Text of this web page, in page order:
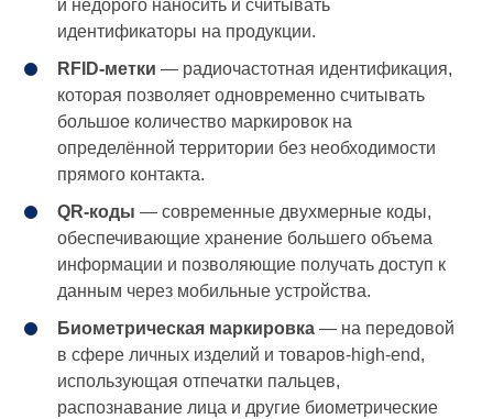
и недорого наносить и считывать
идентификаторы на продукции.
RFID-метки — радиочастотная идентификация,
которая позволяет одновременно считывать
большое количество маркировок на
определённой территории без необходимости
прямого контакта.
QR-коды — современные двухмерные коды,
обеспечивающие хранение большего объема
информации и позволяющие получать доступ к
данным через мобильные устройства.
Биометрическая маркировка — на передовой
в сфере личных изделий и товаров-high-end,
использующая отпечатки пальцев,
распознавание лица и другие биометрические